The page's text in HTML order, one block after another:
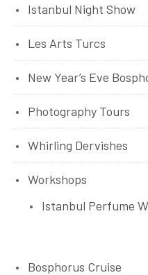
Istanbul Night Show
Les Arts Turcs
New Year’s Eve
Photography Tours
Whirling Dervishes
Workshops
Istanbul Perfume
Bosphorus Cruise